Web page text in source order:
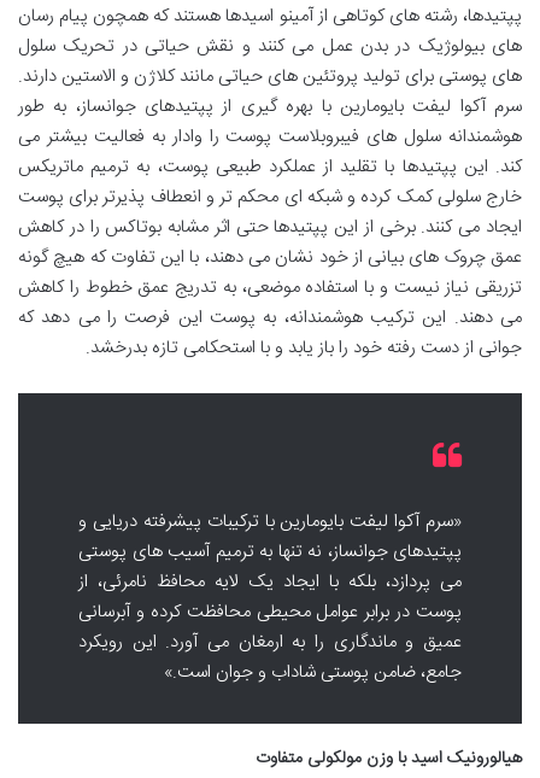
پپتیدها، رشته های کوتاهی از آمینو اسیدها هستند که همچون پیام رسان
های بیولوژیک در بدن عمل می کنند و نقش حیاتی در تحریک سلول
های پوستی برای تولید پروتئین های حیاتی مانند کلاژن و الاستین دارند.
سرم آکوا لیفت بایومارین با بهره گیری از پپتیدهای جوانساز، به طور
هوشمندانه سلول های فیبروبلاست پوست را وادار به فعالیت بیشتر می
کند. این پپتیدها با تقلید از عملکرد طبیعی پوست، به ترمیم ماتریکس
خارج سلولی کمک کرده و شبکه ای محکم تر و انعطاف پذیرتر برای پوست
ایجاد می کنند. برخی از این پپتیدها حتی اثر مشابه بوتاکس را در کاهش
عمق چروک های بیانی از خود نشان می دهند، با این تفاوت که هیچ گونه
تزریقی نیاز نیست و با استفاده موضعی، به تدریج عمق خطوط را کاهش
می دهند. این ترکیب هوشمندانه، به پوست این فرصت را می دهد که
جوانی از دست رفته خود را باز یابد و با استحکامی تازه بدرخشد.
«سرم آکوا لیفت بایومارین با ترکیبات پیشرفته دریایی و
پپتیدهای جوانساز، نه تنها به ترمیم آسیب های پوستی
می پردازد، بلکه با ایجاد یک لایه محافظ نامرئی، از
پوست در برابر عوامل محیطی محافظت کرده و آبرسانی
عمیق و ماندگاری را به ارمغان می آورد. این رویکرد
جامع، ضامن پوستی شاداب و جوان است.»
هیالورونیک اسید با وزن مولکولی متفاوت